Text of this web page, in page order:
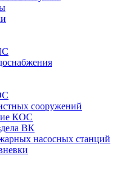
сооружений
КОС
ВК
насосных станций